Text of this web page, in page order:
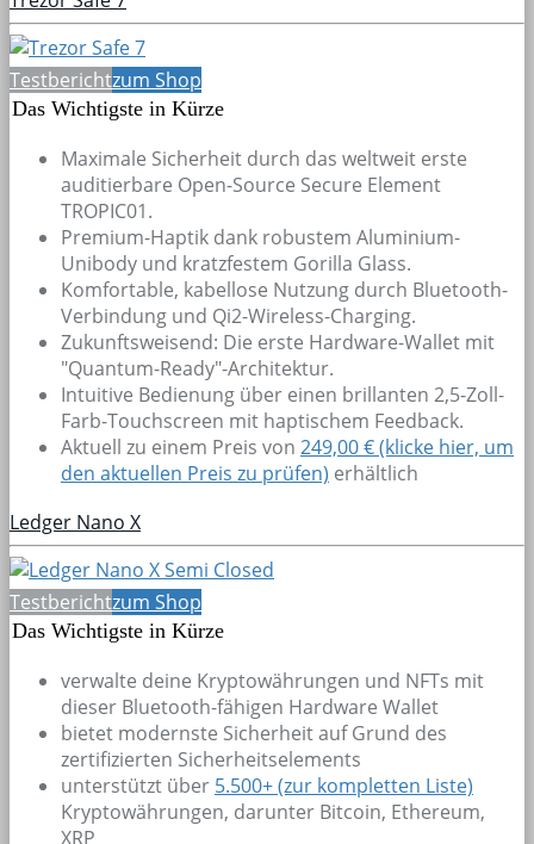
Testberichtzum Shop
Das Wichtigste in Kürze
Maximale Sicherheit durch das weltweit erste
auditierbare Open-Source Secure Element
TROPIC01.
Premium-Haptik dank robustem Aluminium-
Unibody und kratzfestem Gorilla Glass.
Komfortable, kabellose Nutzung durch Bluetooth-
Verbindung und Qi2-Wireless-Charging.
Zukunftsweisend: Die erste Hardware-Wallet mit
"Quantum-Ready"-Architektur.
Intuitive Bedienung über einen brillanten 2,5-Zoll-
Farb-Touchscreen mit haptischem Feedback.
Aktuell zu einem Preis von 249,00 € (klicke hier, um
den aktuellen Preis zu prüfen) erhältlich
Ledger Nano X
Testberichtzum Shop
Das Wichtigste in Kürze
verwalte deine Kryptowährungen und NFTs mit
dieser Bluetooth-fähigen Hardware Wallet
bietet modernste Sicherheit auf Grund des
zertifizierten Sicherheitselements
unterstützt über 5.500+(zur kompletten Liste)
Kryptowährungen, darunter Bitcoin, Ethereum,
XRP